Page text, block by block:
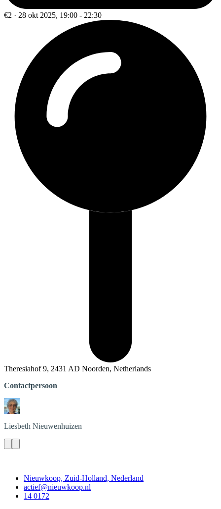
€2 · 28 okt 2025, 19:00 - 22:30
Theresiahof 9, 2431 AD Noorden, Netherlands
Contactpersoon
Liesbeth Nieuwenhuizen
Nieuwkoop, Zuid-Holland, Nederland
actief@nieuwkoop.nl
14 0172